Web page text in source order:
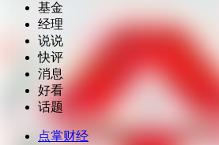
基金
经理
说说
快评
消息
好看
话题
点掌财经